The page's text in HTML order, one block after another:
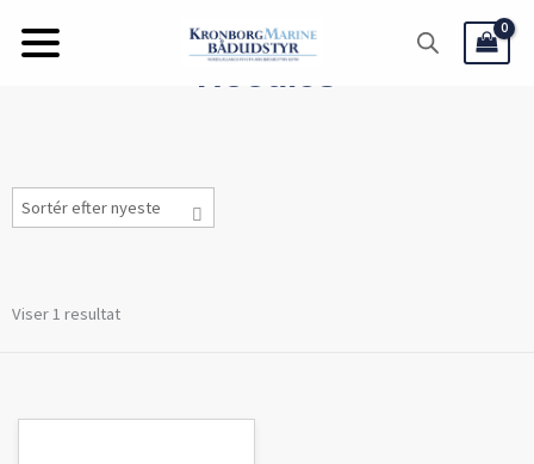
Hoodies
Viser 1 resultat